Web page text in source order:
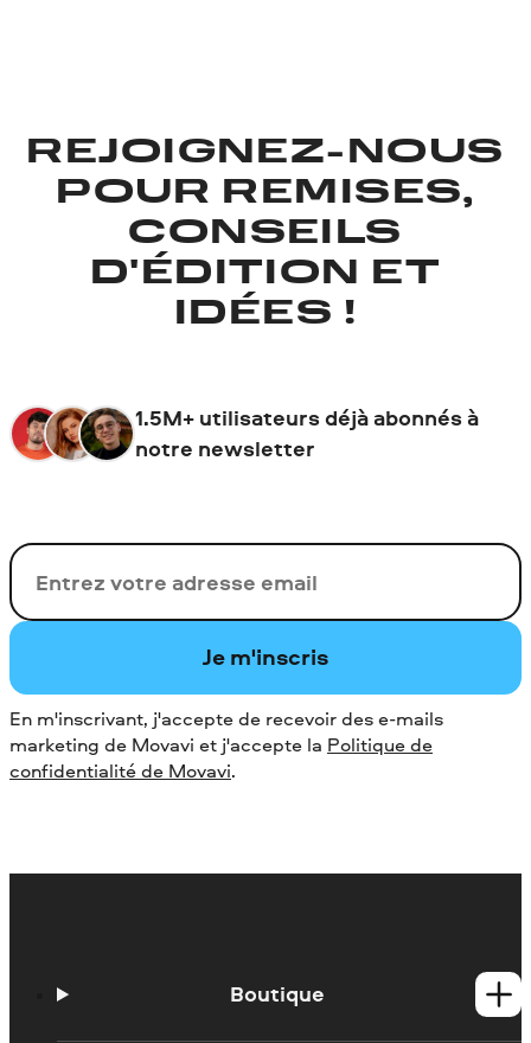
REJOIGNEZ-NOUS
POUR REMISES,
CONSEILS
D'ÉDITION ET
IDÉES !
1.5M+ utilisateurs déjà abonnés à
notre newsletter
Votre adresse de messagerie
Je m'inscris
En m'inscrivant, j'accepte de recevoir des e-mails
marketing de Movavi et j'accepte la Politique de
confidentialité de Movavi.
Boutique